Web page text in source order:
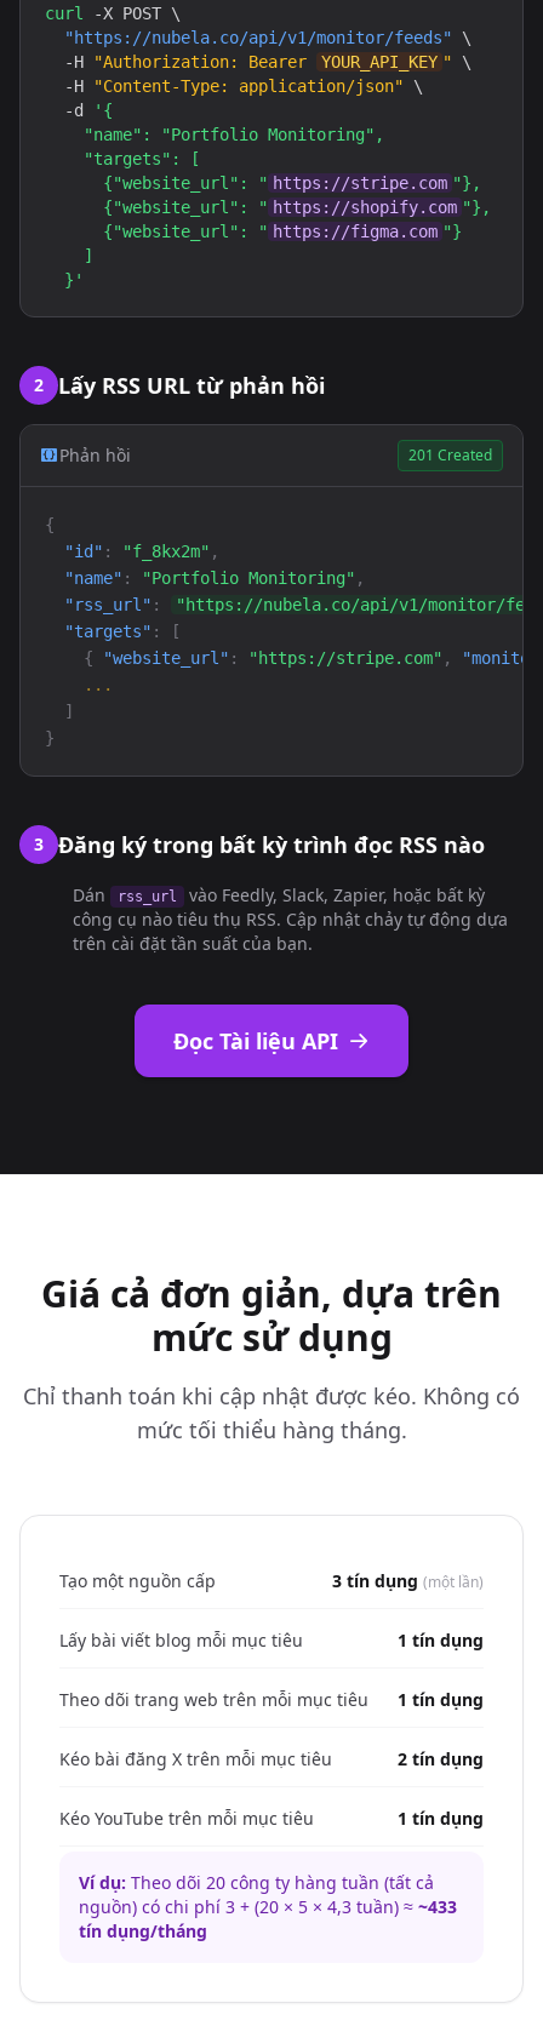
curl
-X POST \
"https://nubela.co/api/v1/monitor/feeds" \
  -H
"Authorization: Bearer YOUR_API_KEY " \
  -H
"Content-Type: application/json" \
  -d
'{
    "name": "Portfolio Monitoring",
    "targets": [
      {"website_url": "
https://stripe.com "},
      {"website_url": "
https://shopify.com "},
      {"website_url": "
https://figma.com "}
    ]
  }'
2 Lấy RSS URL từ phản hồi
Phản hồi 201 Created
{
"id" : "f_8kx2m" ,
"name" : "Portfolio Monitoring" ,
"rss_url" :
"https://nubela.co/api/v1/monitor/
"targets" : [
{
"website_url" : "https://stripe.com" ,
...
]
}
3 Đăng ký trong bất kỳ trình đọc RSS nào
Dán rss_url
vào Feedly, Slack, Zapier, hoặc bất kỳ
công cụ nào tiêu thụ RSS. Cập nhật chảy tự động dựa
trên cài đặt tần suất của bạn.
Đọc Tài liệu API
Giá cả đơn giản, dựa trên
mức sử dụng
Chỉ thanh toán khi cập nhật được kéo. Không có
mức tối thiểu hàng tháng.
Tạo một nguồn cấp 3 tín dụng (một lần)
Lấy bài viết blog mỗi mục tiêu 1 tín dụng
Theo dõi trang web trên mỗi mục tiêu 1 tín dụng
Kéo bài đăng X trên mỗi mục tiêu 2 tín dụng
Kéo YouTube trên mỗi mục tiêu 1 tín dụng
Ví dụ: Theo dõi 20 công ty hàng tuần (tất cả
nguồn) có chi phí 3 + (20 × 5 × 4,3 tuần) ≈ ~433
tín dụng/tháng